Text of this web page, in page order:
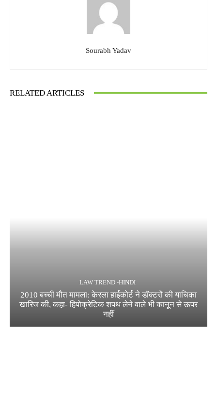
Sourabh Yadav
RELATED ARTICLES
LAW TREND -HINDI
2010 बच्ची मौत मामला: केरला हाईकोर्ट ने डॉक्टरों की याचिका
खारिज की, कहा- हिपोक्रेटिक शपथ लेने वाले भी कानून से ऊपर
नहीं